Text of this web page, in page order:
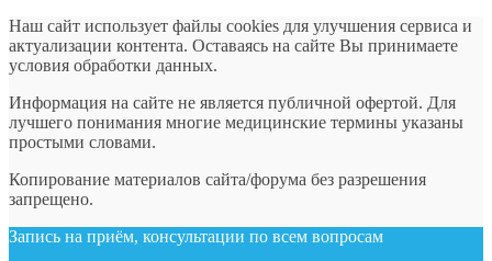
Наш сайт использует файлы cookies для улучшения сервиса и
актуализации контента. Оставаясь на сайте Вы принимаете
условия обработки данных.
Информация на сайте не является публичной офертой. Для
лучшего понимания многие медицинские термины указаны
простыми словами.
Копирование материалов сайта/форума без разрешения
запрещено.
Запись на приём, консультации по всем вопросам